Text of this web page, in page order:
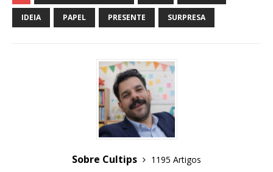
IDEIA PAPEL PRESENTE SURPRESA
Sobre Cultips
1195 Artigos